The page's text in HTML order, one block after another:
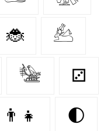
🐞 𓃕
𓅋 ⚂
👨‍👧 🌓